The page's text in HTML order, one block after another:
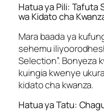
Hatua ya Pili: Tafuta
wa Kidato cha
Mara baada ya
sehemu
Selection”. Bonyeza
kuingia kwenye
kidato cha kwanza.
Hatua ya Tatu: